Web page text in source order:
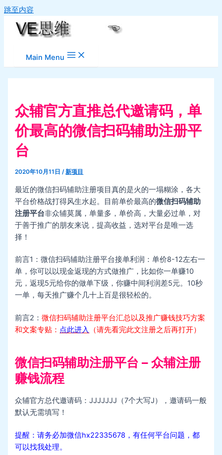
跳至内容
Main Menu
众辅官方直推总代邀请码，单
价最高的微信扫码辅助注册平
台
2020年10月11日/新项目
最近的微信扫码辅助注册项目真的是火的一塌糊涂，各大
平台价格战打得风生水起。目前单价最高的微信扫码辅助
注册平台非众辅莫属，单量多，单价高，大量必过单，对
于善于推广的朋友来说，提高收益，选对平台是唯一选
择！
前言1：微信扫码辅助注册平台接单利润：单价8-12左右一
单，你可以以现金返现的方式做推广，比如你一单赚10
元，返现5元给你的做单下级，你赚中间利润差5元。10秒
一单，每天推广赚个几十上百是很轻松的。
前言2：微信扫码辅助注册平台汇总以及推广赚钱技巧方案
和文案专贴： 点此进入 （请先看完此文注册之后再打开）
微信扫码辅助注册平台 – 众辅注册
赚钱流程
众辅官方总代邀请码：JJJJJJJ（7个大写J），邀请码一般
默认无需填写！
提醒：请务必加微信hx22335678，有任何平台问题，都
可以找我处理。